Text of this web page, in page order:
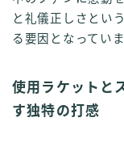
と礼儀正しさとい
る要因となっていま
使用ラケットと
す独特の打感